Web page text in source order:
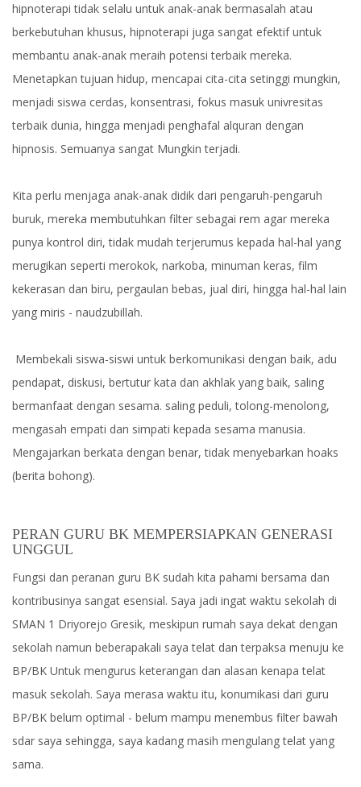
hipnoterapi tidak selalu untuk anak-anak bermasalah atau
berkebutuhan khusus, hipnoterapi juga sangat efektif untuk
membantu anak-anak meraih potensi terbaik mereka.
Menetapkan tujuan hidup, mencapai cita-cita setinggi mungkin,
menjadi siswa cerdas, konsentrasi, fokus masuk univresitas
terbaik dunia, hingga menjadi penghafal alquran dengan
hipnosis. Semuanya sangat Mungkin terjadi.
Kita perlu menjaga anak-anak didik dari pengaruh-pengaruh
buruk, mereka membutuhkan filter sebagai rem agar mereka
punya kontrol diri, tidak mudah terjerumus kepada hal-hal yang
merugikan seperti merokok, narkoba, minuman keras, film
kekerasan dan biru, pergaulan bebas, jual diri, hingga hal-hal lain
yang miris - naudzubillah.
Membekali siswa-siswi untuk berkomunikasi dengan baik, adu
pendapat, diskusi, bertutur kata dan akhlak yang baik, saling
bermanfaat dengan sesama. saling peduli, tolong-menolong,
mengasah empati dan simpati kepada sesama manusia.
Mengajarkan berkata dengan benar, tidak menyebarkan hoaks
(berita bohong).
PERAN GURU BK MEMPERSIAPKAN GENERASI
UNGGUL
Fungsi dan peranan guru BK sudah kita pahami bersama dan
kontribusinya sangat esensial. Saya jadi ingat waktu sekolah di
SMAN 1 Driyorejo Gresik, meskipun rumah saya dekat dengan
sekolah namun beberapakali saya telat dan terpaksa menuju ke
BP/BK Untuk mengurus keterangan dan alasan kenapa telat
masuk sekolah. Saya merasa waktu itu, konumikasi dari guru
BP/BK belum optimal - belum mampu menembus filter bawah
sdar saya sehingga, saya kadang masih mengulang telat yang
sama.